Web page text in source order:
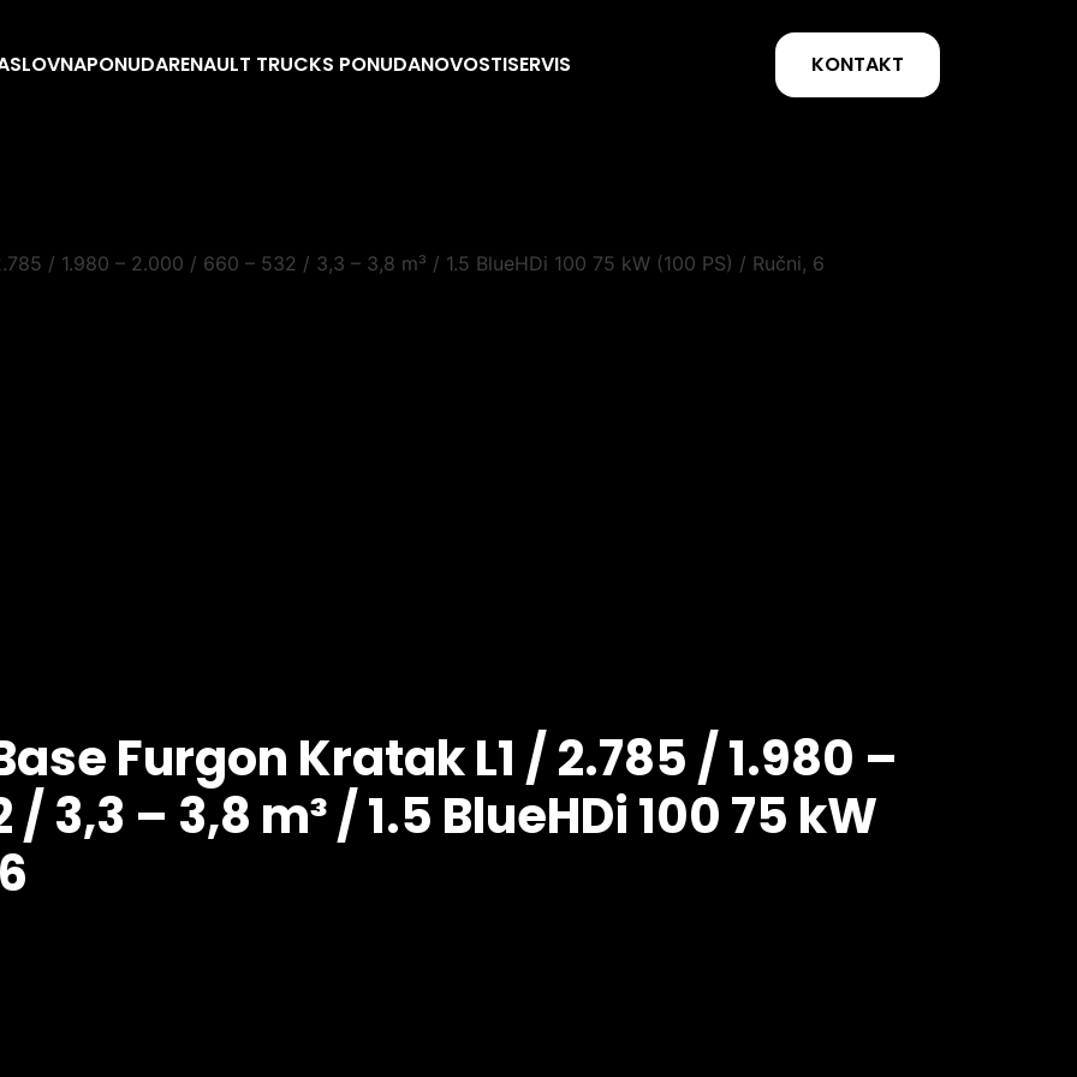
PONUDARENAULT TRUCKS PONUDANOVOSTISERVIS KONTAKT
Furgon Kratak L1 / 2.785 / 1.980 –
3,3 – 3,8 m³ / 1.5 BlueHDi 100 75 kW